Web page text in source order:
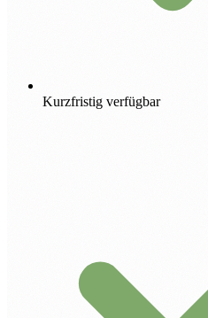
Kurzfristig verfügbar